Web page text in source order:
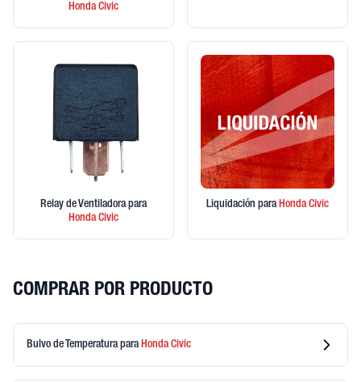
HondaCivic
Relay de Ventiladora para
HondaCivic
Liquidación paraHondaCivic
COMPRAR POR PRODUCTO
Bulvo de Temperaturapara HondaCivic